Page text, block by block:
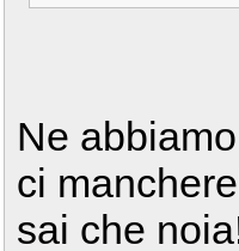
Ne
ci
sai che